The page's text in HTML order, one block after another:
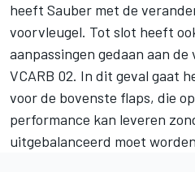
heeft Sauber met de
voorvleugel. Tot slot heeft
aanpassingen gedaan aan
VCARB 02. In dit geval gaat
voor de bovenste flaps, die
performance kan leveren
uitgebalanceerd moet